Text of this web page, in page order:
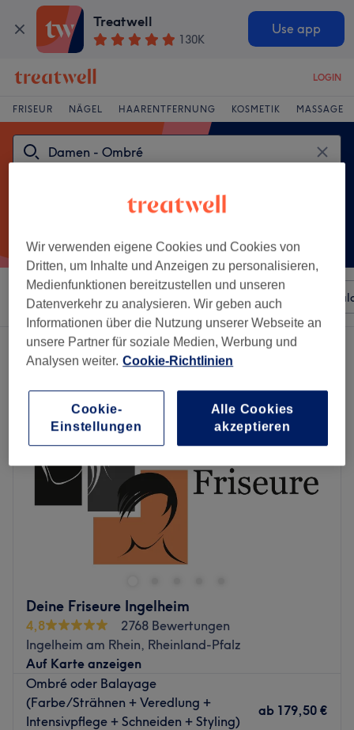
Treatwell
130K
Use app
LOGIN
FRISEUR NÄGEL HAARENTFERNUNG KOSMETIK MASSAGE
Sortieren nach Beliebiger Preis Besonderheiten
Ein Salon, der anbietet:
damen - ombré in Ingelheim am Rhein, Rheinland-Pfalz
Deine Friseure Ingelheim
4,8
2768 Bewertungen
Ingelheim am Rhein, Rheinland-Pfalz
Auf Karte anzeigen
Ombré oder Balayage
(Farbe/Strähnen + Veredlung +
Intensivpflege + Schneiden + Styling)
ab 179,50 €
Wir verwenden eigene Cookies und Cookies von
Dritten, um Inhalte und Anzeigen zu personalisieren,
Medienfunktionen bereitzustellen und unseren
Datenverkehr zu analysieren. Wir geben auch
Informationen über die Nutzung unserer Webseite an
unsere Partner für soziale Medien, Werbung und
Analysen weiter. Cookie-Richtlinien
Cookie-
Einstellungen
Alle Cookies
akzeptieren